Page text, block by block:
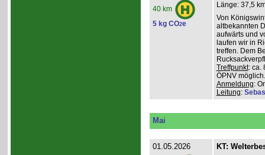
40 km
5 kg CO2e
Länge: 37,5
Von
altbekannten
aufwärts und
laufen wir in
treffen. Dem
Treffpunkt: ca.
ÖPNV
Anmeldung:
Leitung:
Mai
01.05.2026 KT: